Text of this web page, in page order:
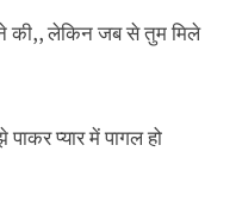
की,, लेकिन जब से तुम मिले
प्यार में पागल हो